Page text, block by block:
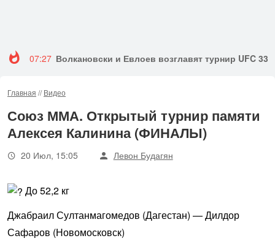
07:27 Волкановски и Евлоев возглавят турнир UFC 333
Главная //Видео
Союз ММА. Открытый турнир памяти
Алексея Калинина (ФИНАЛЫ)
20 Июл, 15:05 Левон Будагян
До 52,2 кг
Джабраил Султанмагомедов (Дагестан) — Дилдор
Сафаров (Новомосковск)